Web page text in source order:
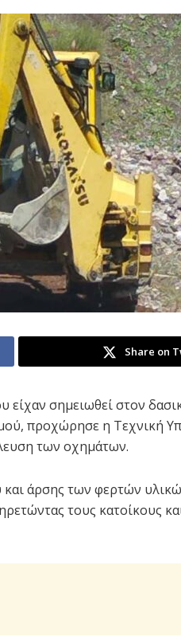
Share on
σημειωθεί στον
προχώρησε η Τεχνική
των οχημάτων.
και άρσης των φερτών
τους κατοίκους